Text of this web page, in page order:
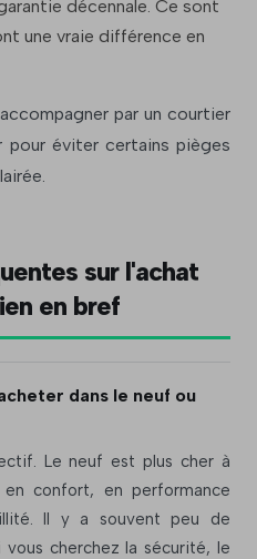
décennale. Ce sont
une vraie différence en
par un courtier
pour éviter certains pièges
sur l'achat
en bref
dans le neuf ou
Le neuf est plus cher à
confort, en performance
Il y a souvent peu de
cherchez la sécurité, le